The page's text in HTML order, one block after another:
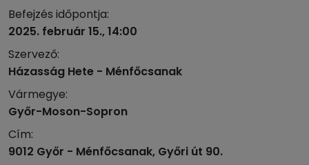
Befejzés időpontja:
2025. február 15., 14:00
Szervező:
Házasság Hete - Ménfőcsanak
Vármegye:
Győr-Moson-Sopron
Cím:
9012 Győr - Ménfőcsanak, Győri út 90.